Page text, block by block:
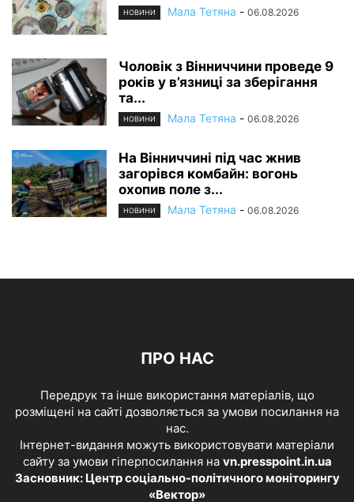
НОВИНИ Мала Тетяна - 06.08.2026
Чоловік з Вінниччини проведе 9
років у в’язниці за зберігання
та...
НОВИНИ Мала Тетяна - 06.08.2026
На Вінниччині під час жнив
загорівся комбайн: вогонь
охопив поле з...
НОВИНИ Мала Тетяна - 06.08.2026
ПРО НАС
Передрук та інше використання матеріалів, що
розміщені на сайті дозволяється за умови посилання на
нас.
Інтернет-видання можуть використовувати матеріали
сайту за умови гіперпосилання на vn.presspoint.in.ua
Засновник: Центр соціально-політичного моніторингу
«Вектор»